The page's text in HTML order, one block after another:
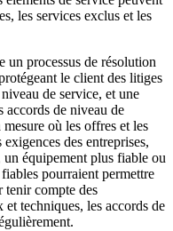
les services exclus et les
un processus de résolution
le client des litiges
de service, et une
accords de niveau de
où les offres et les
des entreprises,
équipement plus fiable ou
pourraient permettre
tenir compte des
et techniques, les accords de